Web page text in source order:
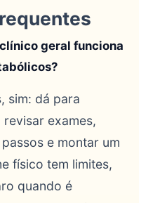
geral funciona
sim: dá para
exames,
e montar um
físico tem limites,
quando é